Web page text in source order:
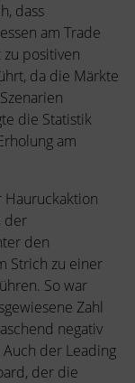
dass
am Trade
positiven
da die Märkte
die Statistik
am
Hauruckaktion
der
den
Strich zu einer
So war
Zahl
negativ
der Leading
der die